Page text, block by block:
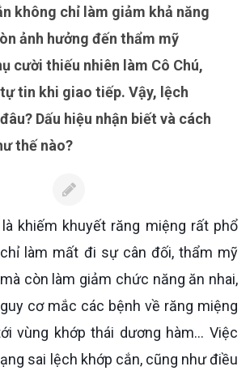
ảnh hưởng đến thẩm mỹ
cười thiếu nhiên làm Cô Chú,
tin khi giao tiếp. Vậy, lệch
Dấu hiệu nhận biết và cách
thế nào?
làm mất đi sự cân đối, thẩm mỹ
còn làm giảm chức năng ăn nhai,
cơ mắc các bệnh về răng miệng
vùng khớp thái dương hàm... Việc
sai lệch khớp cắn, cũng như điều